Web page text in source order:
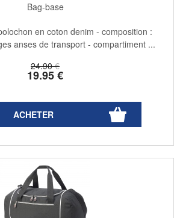
Bag-base
24.90 €
19.95€
en coton denim - composition :
anses de transport - compartiment ...